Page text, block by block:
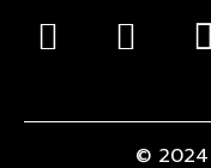
© 2024